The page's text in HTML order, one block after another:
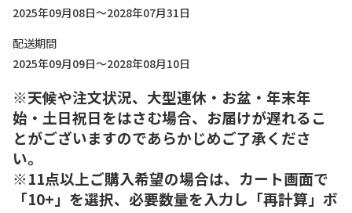
2025年09月08日～2028年07月31日
配送期間
2025年09月09日～2028年08月10日
※天候や注文状況、大型連休・お盆・年末年
始・土日祝日をはさむ場合、お届けが遅れるこ
とがございますのであらかじめご了承くださ
い。
※11点以上ご購入希望の場合は、カート画面で
「10+」を選択、必要数量を入力し「再計算」ボ